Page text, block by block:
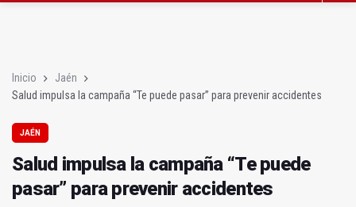
Inicio
Jaén
Salud impulsa la campaña “Te puede pasar” para prevenir accidentes
JAÉN
Salud impulsa la campaña “Te puede
pasar” para prevenir accidentes